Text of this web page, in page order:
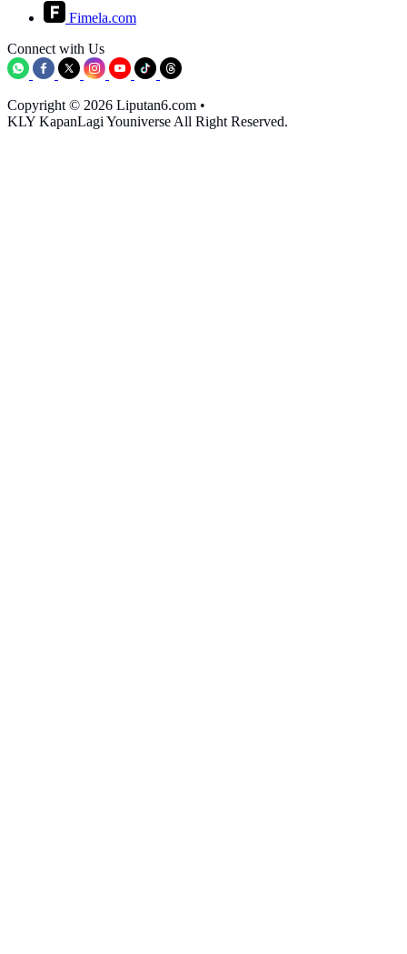
Fimela.com
Connect with Us
Copyright © 2026 Liputan6.com •
KLY KapanLagi Youniverse All Right Reserved.